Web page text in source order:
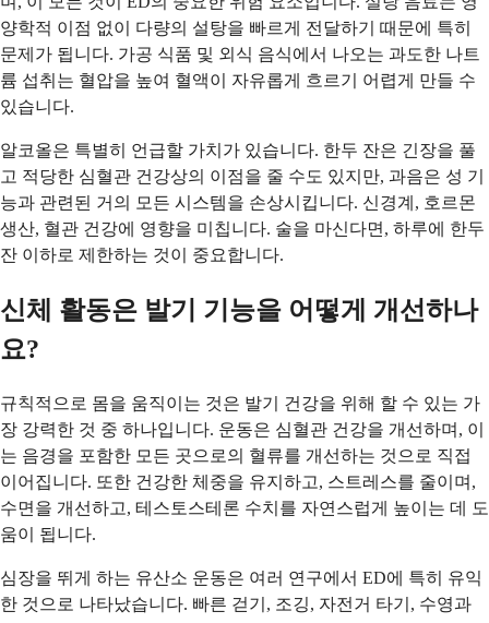
양학적 이점 없이 다량의 설탕을 빠르게 전달하기 때문에 특히
문제가 됩니다. 가공 식품 및 외식 음식에서 나오는 과도한 나트
륨 섭취는 혈압을 높여 혈액이 자유롭게 흐르기 어렵게 만들 수
있습니다.
알코올은 특별히 언급할 가치가 있습니다. 한두 잔은 긴장을 풀
고 적당한 심혈관 건강상의 이점을 줄 수도 있지만, 과음은 성 기
능과 관련된 거의 모든 시스템을 손상시킵니다. 신경계, 호르몬
생산, 혈관 건강에 영향을 미칩니다. 술을 마신다면, 하루에 한두
잔 이하로 제한하는 것이 중요합니다.
신체 활동은 발기 기능을 어떻게 개선하나
요?
규칙적으로 몸을 움직이는 것은 발기 건강을 위해 할 수 있는 가
장 강력한 것 중 하나입니다. 운동은 심혈관 건강을 개선하며, 이
는 음경을 포함한 모든 곳으로의 혈류를 개선하는 것으로 직접
이어집니다. 또한 건강한 체중을 유지하고, 스트레스를 줄이며,
수면을 개선하고, 테스토스테론 수치를 자연스럽게 높이는 데 도
움이 됩니다.
심장을 뛰게 하는 유산소 운동은 여러 연구에서 ED에 특히 유익
한 것으로 나타났습니다. 빠른 걷기, 조깅, 자전거 타기, 수영과